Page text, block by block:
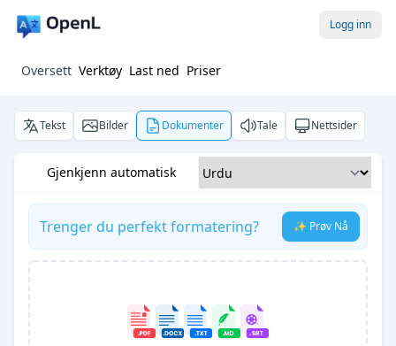
Logg inn
Oversett Verktøy Last ned Priser
Tekst Bilder Dokumenter Tale Nettsider
Gjenkjenn automatisk
Trenger du perfekt formatering? ✨ Prøv Nå